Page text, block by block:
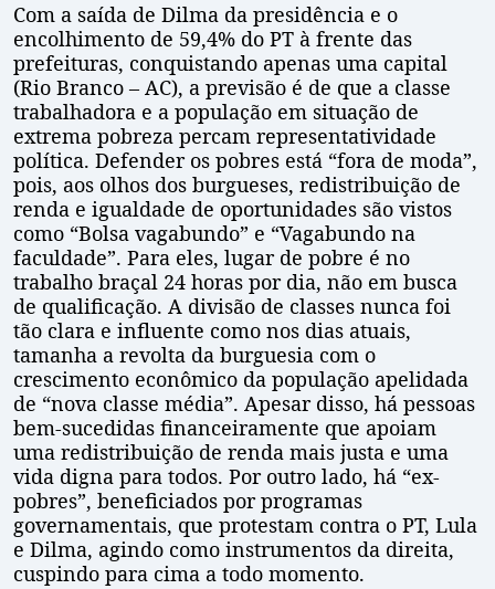
Com a saída de Dilma da presidência e o
encolhimento de 59,4% do PT à frente das
prefeituras, conquistando apenas uma capital
(Rio Branco – AC), a previsão é de que a classe
trabalhadora e a população em situação de
extrema pobreza percam representatividade
política. Defender os pobres está “fora de moda”,
pois, aos olhos dos burgueses, redistribuição de
renda e igualdade de oportunidades são vistos
como “Bolsa vagabundo” e “Vagabundo na
faculdade”. Para eles, lugar de pobre é no
trabalho braçal 24 horas por dia, não em busca
de qualificação. A divisão de classes nunca foi
tão clara e influente como nos dias atuais,
tamanha a revolta da burguesia com o
crescimento econômico da população apelidada
de “nova classe média”. Apesar disso, há pessoas
bem-sucedidas financeiramente que apoiam
uma redistribuição de renda mais justa e uma
vida digna para todos. Por outro lado, há “ex-
pobres”, beneficiados por programas
governamentais, que protestam contra o PT, Lula
e Dilma, agindo como instrumentos da direita,
cuspindo para cima a todo momento.